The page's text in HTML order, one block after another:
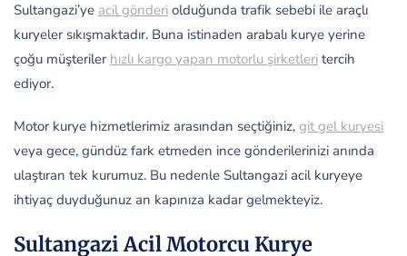
Sultangazi’ye acil gönderi olduğunda trafik sebebi ile araçlı
kuryeler sıkışmaktadır. Buna istinaden arabalı kurye yerine
çoğu müşteriler hızlı kargo yapan motorlu şirketleri tercih
ediyor.
Motor kurye hizmetlerimiz arasından seçtiğiniz, git gel kuryesi
veya gece, gündüz fark etmeden ince gönderilerinizi anında
ulaştıran tek kurumuz. Bu nedenle Sultangazi acil kuryeye
ihtiyaç duyduğunuz an kapınıza kadar gelmekteyiz.
Sultangazi Acil Motorcu Kurye